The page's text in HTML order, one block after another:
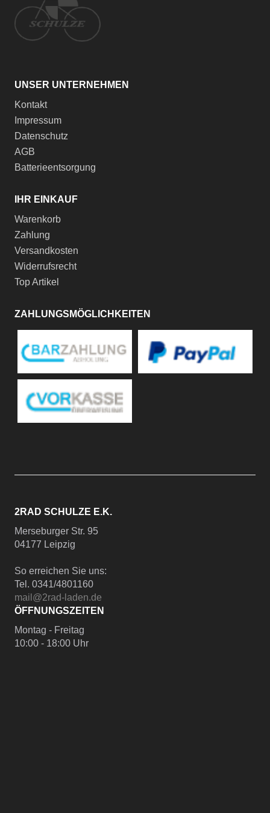
UNSER UNTERNEHMEN
Kontakt
Impressum
Datenschutz
AGB
Batterieentsorgung
IHR EINKAUF
Warenkorb
Zahlung
Versandkosten
Widerrufsrecht
Top Artikel
ZAHLUNGSMÖGLICHKEITEN
2RAD SCHULZE E.K.
Merseburger Str. 95
04177 Leipzig
So erreichen Sie uns:
Tel. 0341/4801160
mail@2rad-laden.de
ÖFFNUNGSZEITEN
Montag - Freitag
10:00 - 18:00 Uhr